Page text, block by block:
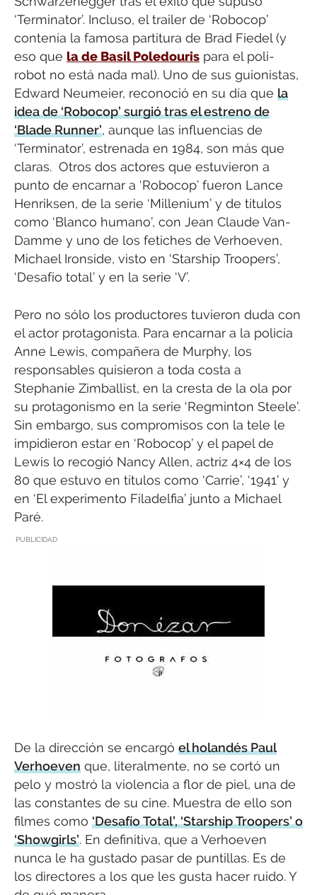
‘Terminator’. Incluso, el trailer de ‘Robocop’
contenía la famosa partitura de Brad Fiedel (y
eso que la de Basil Poledouris para el poli-
robot no está nada mal). Uno de sus guionistas,
Edward Neumeier, reconoció en su día que la
idea de ‘Robocop’ surgió tras el estreno de
‘Blade Runner’, aunque las influencias de
‘Terminator’, estrenada en 1984, son más que
claras. Otros dos actores que estuvieron a
punto de encarnar a ‘Robocop’ fueron Lance
Henriksen, de la serie ‘Millenium’ y de títulos
como ‘Blanco humano’, con Jean Claude Van-
Damme y uno de los fetiches de Verhoeven,
Michael Ironside, visto en ‘Starship Troopers’,
‘Desafío total’ y en la serie ‘V’.
Pero no sólo los productores tuvieron duda con
el actor protagonista. Para encarnar a la policía
Anne Lewis, compañera de Murphy, los
responsables quisieron a toda costa a
Stephanie Zimballist, en la cresta de la ola por
su protagonismo en la serie ‘Regminton Steele’.
Sin embargo, sus compromisos con la tele le
impidieron estar en ‘Robocop’ y el papel de
Lewis lo recogió Nancy Allen, actriz 4×4 de los
80 que estuvo en títulos como ‘Carrie’, ‘1941’ y
en ‘El experimento Filadelfia’ junto a Michael
Paré.
PUBLICIDAD
De la dirección se encargó el holandés Paul
Verhoeven que, literalmente, no se cortó un
pelo y mostró la violencia a flor de piel, una de
las constantes de su cine. Muestra de ello son
filmes como ‘Desafío Total’, ‘Starship Troopers’ o
‘Showgirls’. En definitiva, que a Verhoeven
nunca le ha gustado pasar de puntillas. Es de
los directores a los que les gusta hacer ruido. Y